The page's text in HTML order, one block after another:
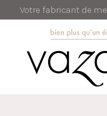
Votre fabricant de